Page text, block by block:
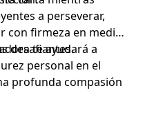
a perseverar,
con firmeza en medio
desafiantes.
te ayudará a
personal en el
profunda compasión